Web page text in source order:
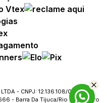
- CNPJ: 12.136.108/0023-09
- Barra Da Tijuca/Rio De Janeiro